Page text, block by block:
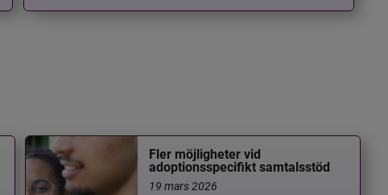
Fler möjligheter vid
adoptionsspecifikt samtalsstöd
19 mars 2026